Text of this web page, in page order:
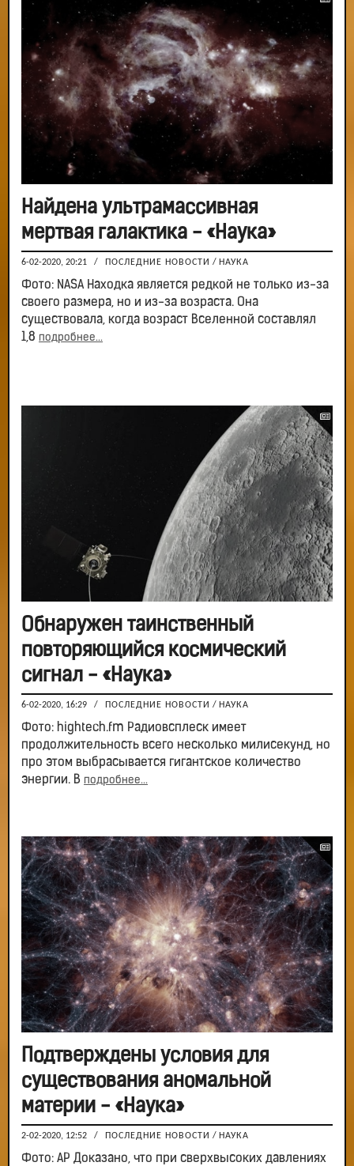
Найдена ультрамассивная
мертвая галактика - «Наука»
6-02-2020, 20:21 / ПОСЛЕДНИЕ НОВОСТИ / НАУКА
Фото: NASA Находка является редкой не только из-за
своего размера, но и из-за возраста. Она
существовала, когда возраст Вселенной составлял
1,8 подробнее...
Обнаружен таинственный
повторяющийся космический
сигнал - «Наука»
6-02-2020, 16:29 / ПОСЛЕДНИЕ НОВОСТИ / НАУКА
Фото: hightech.fm Радиовсплеск имеет
продолжительность всего несколько милисекунд, но
про этом выбрасывается гигантское количество
энергии. В подробнее...
Подтверждены условия для
существования аномальной
материи - «Наука»
2-02-2020, 12:52 / ПОСЛЕДНИЕ НОВОСТИ / НАУКА
Фото: АР Доказано, что при сверхвысоких давлениях